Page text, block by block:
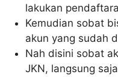
lakukan
Kemudian sobat
akun yang sudah
Nah disini sobat
JKN, langsung